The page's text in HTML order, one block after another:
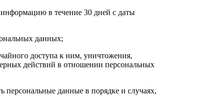
в течение 30 дней с даты
данных;
доступа к ним, уничтожения,
действий в отношении персональных
персональные данные в порядке и случаях,